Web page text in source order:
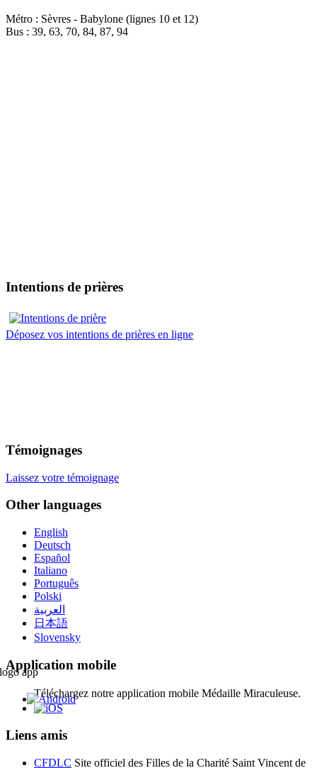
Métro : Sèvres - Babylone (lignes 10 et 12)
Bus : 39, 63, 70, 84, 87, 94
Intentions de prières
Déposez vos intentions de prières en ligne
Témoignages
Laissez votre témoignage
Other languages
English
Deutsch
Español
Italiano
Português
Polski
العربية
日本語
Slovensky
Application mobile
Téléchargez notre application mobile Médaille Miraculeuse.
Liens amis
CFDLC Site officiel des Filles de la Charité Saint Vincent de